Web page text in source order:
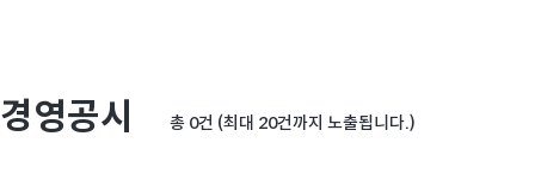
경영공시 총 0건 (최대 20건까지 노출됩니다.)